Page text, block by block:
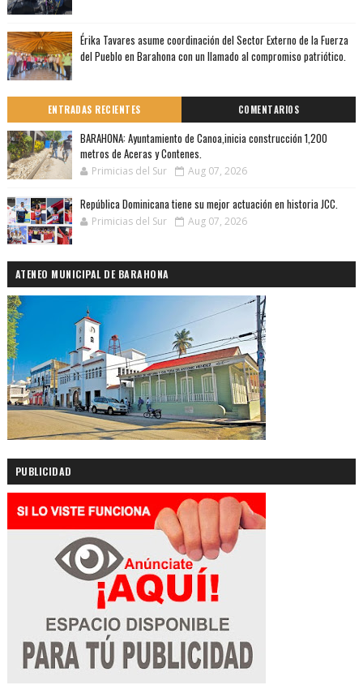
Érika Tavares asume coordinación del Sector Externo de la Fuerza
del Pueblo en Barahona con un llamado al compromiso patriótico.
ENTRADAS RECIENTES COMENTARIOS
BARAHONA: Ayuntamiento de Canoa,inicia construcción 1,200
metros de Aceras y Contenes.
Primicias del Sur Aug 07, 2026
República Dominicana tiene su mejor actuación en historia JCC.
Primicias del Sur Aug 07, 2026
ATENEO MUNICIPAL DE BARAHONA
PUBLICIDAD